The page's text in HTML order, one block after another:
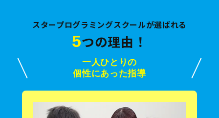
スタープログラミングスクールが選ばれる
5つの理由！
一人ひとりの
個性にあった指導